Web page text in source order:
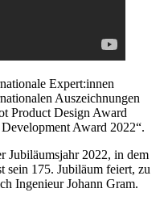
Expert:innen
Auszeichnungen
Product Design Award
Award 2022“.
Jubiläumsjahr 2022, in dem
sein 175. Jubiläum feiert, zu
Ingenieur Johann Gram.